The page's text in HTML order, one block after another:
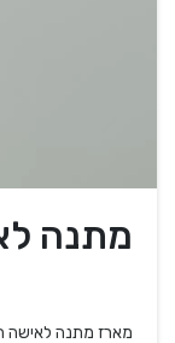
מתנה
מארז מתנה לאישה